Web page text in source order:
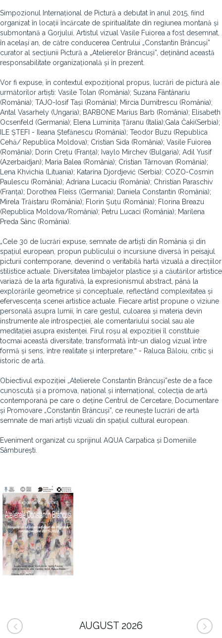
Simpozionul Internațional de Pictură a debutat în anul 2015, fiind
organizat în locații încărcate de spiritualitate din regiunea montană și
submontană a Gorjului. Artistul vizual Vasile Fuiorea a fost desemnat,
în același an, de către conducerea Centrului „Constantin Brâncuși”
curator al secțiunii Pictură a „Atelierelor Brâncuși”, deținând această
responsabilitate organizațională și în prezent.
Vor fi expuse, în contextul expozițional propus, lucrări de pictură ale
următorilor artiști: Vasile Tolan (România); Suzana Fântânariu
(România); TAJO-Iosif Tași (România); Mircia Dumitrescu (România);
Antal Vasarhely (Ungaria); BARBONE Marius Barb (România); Elisabeth
Ocsenfeld (Germania); Elena Luminița Țăranu (Italia);Gala Čaki(Serbia);
ILE ȘTEFI - Ileana Ștefănescu (România); Teodor Buzu (Republica
Cehă/ Republica Moldova); Cristian Sida (România); Vasile Fuiorea
(România); Dorin Crețu (Franța); Ivaylo Mirchev (Bulgaria); Adil Yusif
(Azerbaidjan); Maria Balea (România); Cristian Târnovan (România);
Lena Khvichia (Lituania); Katarina Djordjević (Serbia); COZO-Cosmin
Paulescu (România); Adriana Lucaciu (România); Christian Paraschiv
(Franța); Dorothea Fleiss (Germania); Daniela Constantin (România);
Mirela Trăistaru (România); Florin Șuțu (România); Florina Breazu
(Republica Moldova/România); Petru Lucaci (România); Marilena
Preda Sânc (România).
„Cele 30 de lucrări expuse, semnate de artiști din România și din
spațiul european, propun publicului o incursiune diversă în peisajul
picturii contemporane, devenind o veritabilă hartă vizuală a direcțiilor
stilistice actuale. Diversitatea limbajelor plastice și a căutărilor artistice
variază de la arta figurativă, la expresionismul abstract, până la
explorările geometrice și conceptuale, reflectând complexitatea și
efervescența scenei artistice actuale. Fiecare artist propune o viziune
personală asupra lumii, în care gestul, culoarea și materia devin
instrumente ale introspecției, ale comentariului social sau ale
meditației asupra existenței. Firul roșu al expoziției îl constituie
tocmai această diversitate, transformată într-un dialog vizual între
formă și sens, între realitate și interpretare.ˮ - Raluca Băloiu, critic și
istoric de artă.
Obiectivul expoziției „Atelierele Constantin Brâncuși”este de a face
cunoscută și a promova, național și internațional, colecția de artă
contemporană pe care o deține Centrul de Cercetare, Documentare
și Promovare „Constantin Brâncuși”, ce reunește lucrări de artă
semnate de mari artiști vizuali din spațiul cultural european.
Eveniment organizat cu sprijinul AQUA Carpatica și Domeniile
Sâmburești.
AUGUST 2026